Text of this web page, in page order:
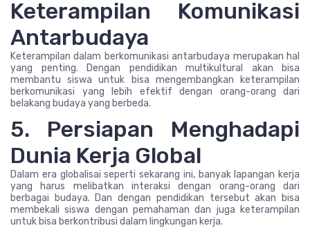
Keterampilan Komunikasi
Antarbudaya
Keterampilan dalam berkomunikasi antarbudaya merupakan hal
yang penting. Dengan pendidikan multikultural akan bisa
membantu siswa untuk bisa mengembangkan keterampilan
berkomunikasi yang lebih efektif dengan orang-orang dari
belakang budaya yang berbeda.
5. Persiapan Menghadapi
Dunia Kerja Global
Dalam era globalisai seperti sekarang ini, banyak lapangan kerja
yang harus melibatkan interaksi dengan orang-orang dari
berbagai budaya. Dan dengan pendidikan tersebut akan bisa
membekali siswa dengan pemahaman dan juga keterampilan
untuk bisa berkontribusi dalam lingkungan kerja.